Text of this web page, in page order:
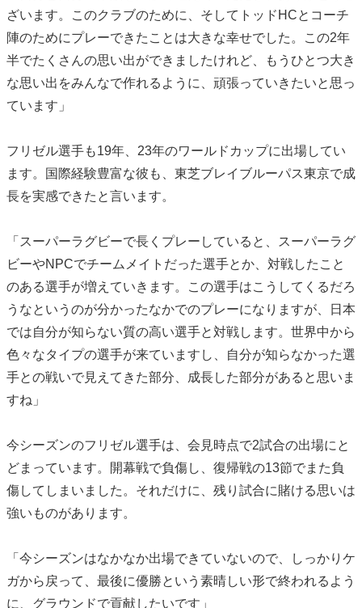
ざいます。このクラブのために、そしてトッドHCとコーチ
陣のためにプレーできたことは大きな幸せでした。この2年
半でたくさんの思い出ができましたけれど、もうひとつ大き
な思い出をみんなで作れるように、頑張っていきたいと思っ
ています」
フリゼル選手も19年、23年のワールドカップに出場してい
ます。国際経験豊富な彼も、東芝ブレイブルーパス東京で成
長を実感できたと言います。
「スーパーラグビーで長くプレーしていると、スーパーラグ
ビーやNPCでチームメイトだった選手とか、対戦したこと
のある選手が増えていきます。この選手はこうしてくるだろ
うなというのが分かったなかでのプレーになりますが、日本
では自分が知らない質の高い選手と対戦します。世界中から
色々なタイプの選手が来ていますし、自分が知らなかった選
手との戦いで見えてきた部分、成長した部分があると思いま
すね」
今シーズンのフリゼル選手は、会見時点で2試合の出場にと
どまっています。開幕戦で負傷し、復帰戦の13節でまた負
傷してしまいました。それだけに、残り試合に賭ける思いは
強いものがあります。
「今シーズンはなかなか出場できていないので、しっかりケ
ガから戻って、最後に優勝という素晴しい形で終われるよう
に、グラウンドで貢献したいです」